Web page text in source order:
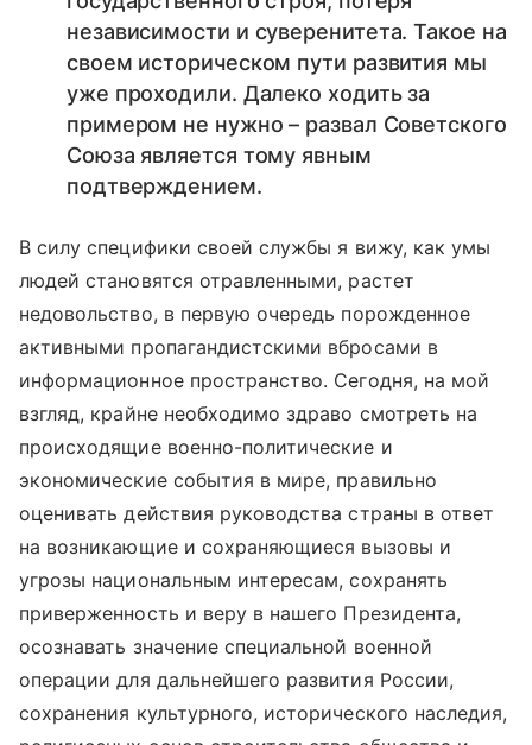
независимости и суверенитета. Такое на
своем историческом пути развития мы
уже проходили. Далеко ходить за
примером не нужно – развал Советского
Союза является тому явным
подтверждением.
В силу специфики своей службы я вижу, как умы
людей становятся отравленными, растет
недовольство, в первую очередь порожденное
активными пропагандистскими вбросами в
информационное пространство. Сегодня, на мой
взгляд, крайне необходимо здраво смотреть на
происходящие военно-политические и
экономические события в мире, правильно
оценивать действия руководства страны в ответ
на возникающие и сохраняющиеся вызовы и
угрозы национальным интересам, сохранять
приверженность и веру в нашего Президента,
осознавать значение специальной военной
операции для дальнейшего развития России,
сохранения культурного, исторического наследия,